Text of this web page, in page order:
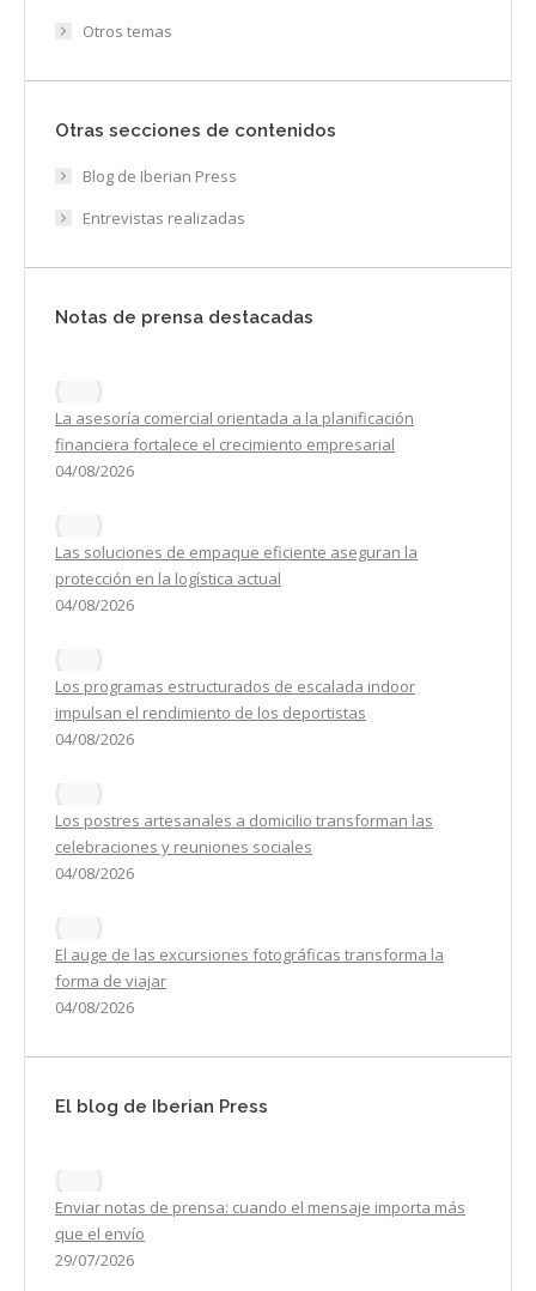
Otros temas
Otras secciones de contenidos
Blog de Iberian Press
Entrevistas realizadas
Notas de prensa destacadas
La asesoría comercial orientada a la planificación
financiera fortalece el crecimiento empresarial
04/08/2026
Las soluciones de empaque eficiente aseguran la
protección en la logística actual
04/08/2026
Los programas estructurados de escalada indoor
impulsan el rendimiento de los deportistas
04/08/2026
Los postres artesanales a domicilio transforman las
celebraciones y reuniones sociales
04/08/2026
El auge de las excursiones fotográficas transforma la
forma de viajar
04/08/2026
El blog de Iberian Press
Enviar notas de prensa: cuando el mensaje importa más
que el envío
29/07/2026